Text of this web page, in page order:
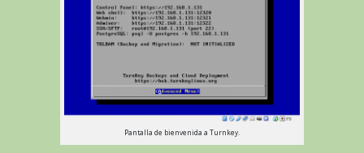
Pantalla de bienvenida a Turnkey.